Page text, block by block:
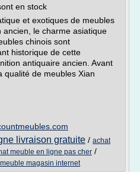
en stock
et exotiques de meubles
ancien, le charme asiatique
chinois sont
historique de cette
antiquaire ancien. Avant
qualité de meubles Xian
livraison gratuite / achat
meuble en ligne pas cher /
magasin internet